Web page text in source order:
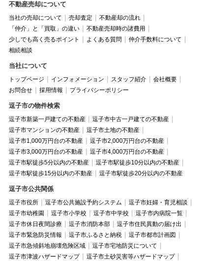
不動産売却について
当社の売却について 売却査定
不動産却の流れ
「仲介」と「買取」の違い
不動産売却時の諸費用
少しでも高く売るポイント
よくある質問
仲介手数料について
相続相談
当社について
トップページ インフォメーション スタッフ紹介
会社概要
お問合せ
採用情報 プライバシーポリシー
逗子市の物件検索
逗子市新築一戸建ての不動産
逗子市中古一戸建ての不動産
逗子市マンションの不動産
逗子市土地の不動産
逗子市1,000万円台の不動産
逗子市2,000万円台の不動産
逗子市3,000万円台の不動産
逗子市4,000万円台の不動産
逗子市駅徒歩5分以内の不動産
逗子市駅徒歩10分以内の不動産
逗子市駅徒歩15分以内の不動産
逗子市駅徒歩20分以内の不動産
逗子市公共関係
逗子市役所 逗子市公共施設予約システム
逗子市妊婦・育児相談
逗子市幼稚園
逗子市小学校 逗子市中学校
逗子市内病院一覧
逗子市休日夜間診療
逗子市消防本部
逗子市住民異動の届け出
逗子市緊急防災情報
逗子市ふるさと納税
逗子市都市計画図
逗子市急傾斜地崩壊危険区域
逗子市宅地防災について
逗子市津波ハザードマップ
逗子市土砂災害等ハザードマップ